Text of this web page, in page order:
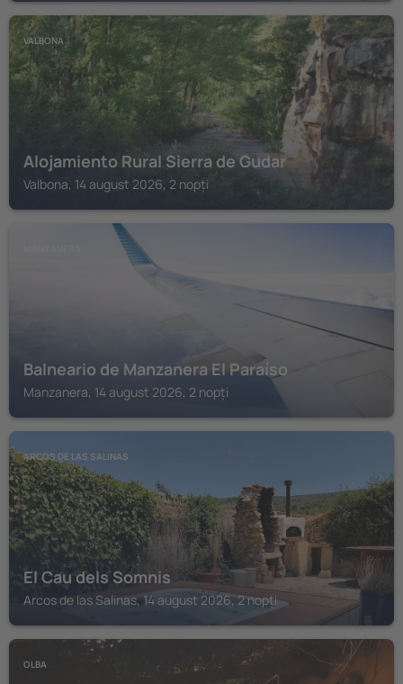
VALBONA
Alojamiento Rural Sierra de Gudar
Valbona, 14 august 2026, 2 nopți
Balneario de Manzanera El Paraíso
Manzanera, 14 august 2026, 2 nopți
ARCOS DE LAS SALINAS
El Cau dels Somnis
Arcos de las Salinas, 14 august 2026, 2 nopți
OLBA